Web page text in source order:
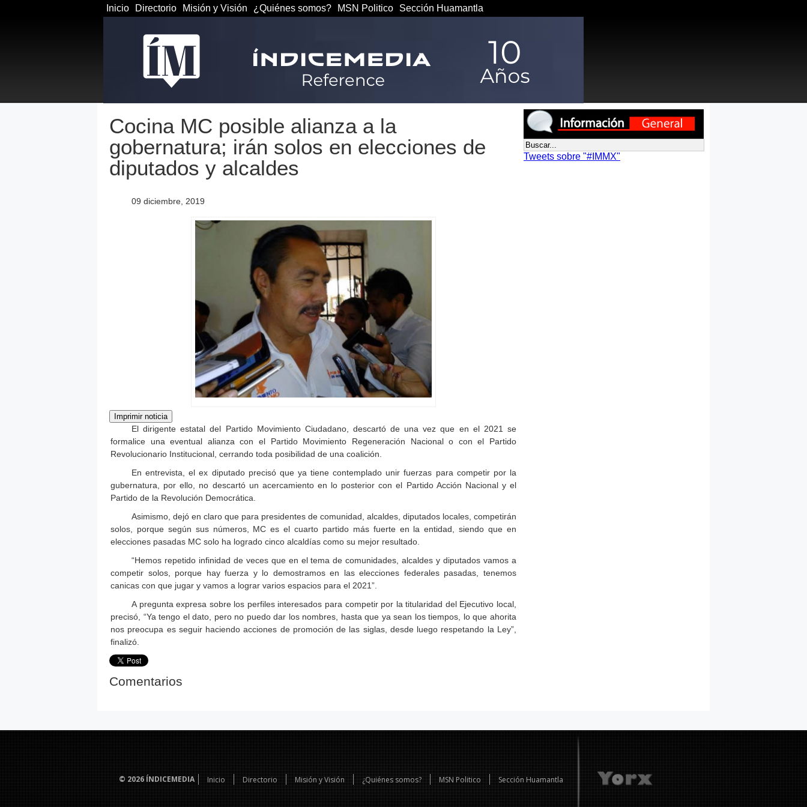
Inicio Directorio Misión y Visión ¿Quiénes somos? MSN Politico Sección Huamantla
Cocina MC posible alianza a la
gobernatura; irán solos en elecciones de
diputados y alcaldes
09 diciembre, 2019
El dirigente estatal del Partido Movimiento Ciudadano, descartó de una vez que en el 2021 se
formalice una eventual alianza con el Partido Movimiento Regeneración Nacional o con el Partido
Revolucionario Institucional, cerrando toda posibilidad de una coalición.
En entrevista, el ex diputado precisó que ya tiene contemplado unir fuerzas para competir por la
gubernatura, por ello, no descartó un acercamiento en lo posterior con el Partido Acción Nacional y el
Partido de la Revolución Democrática.
Asimismo, dejó en claro que para presidentes de comunidad, alcaldes, diputados locales, competirán
solos, porque según sus números, MC es el cuarto partido más fuerte en la entidad, siendo que en
elecciones pasadas MC solo ha logrado cinco alcaldías como su mejor resultado.
“Hemos repetido infinidad de veces que en el tema de comunidades, alcaldes y diputados vamos a
competir solos, porque hay fuerza y lo demostramos en las elecciones federales pasadas, tenemos
canicas con que jugar y vamos a lograr varios espacios para el 2021”.
A pregunta expresa sobre los perfiles interesados para competir por la titularidad del Ejecutivo local,
precisó, “Ya tengo el dato, pero no puedo dar los nombres, hasta que ya sean los tiempos, lo que ahorita
nos preocupa es seguir haciendo acciones de promoción de las siglas, desde luego respetando la Ley”,
finalizó.
Comentarios
Tweets sobre "#IMMX"
Inicio Directorio Misión y Visión ¿Quiénes somos? MSN Politico Sección Huamantla
© 2026 ÍNDICEMEDIA